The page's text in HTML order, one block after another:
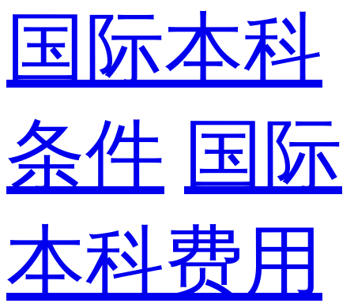
国际本科
条件 国际
本科费用